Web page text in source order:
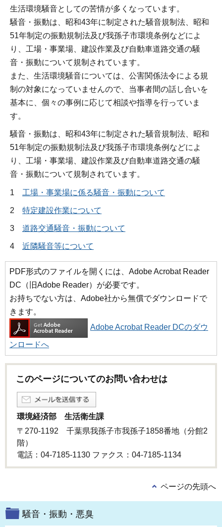
生活環境騒音としての苦情が多くなっています。
騒音・振動は、昭和43年に制定された騒音規制法、昭和
51年制定の振動規制法及び我孫子市環境条例などによ
り、工場・事業場、建設作業及び自動車道路交通の騒
音・振動について規制されています。
また、生活環境騒音については、公害関係法令による規
制の対象になっていませんので、当事者間の話し合いを
基本に、個々の事例に応じて相談や指導を行っていま
す。
騒音・振動は、昭和43年に制定された騒音規制法、昭和
51年制定の振動規制法及び我孫子市環境条例などによ
り、工場・事業場、建設作業及び自動車道路交通の騒
音・振動について規制されています。
1 工場・事業場に係る騒音・振動について
2 特定建設作業について
3 道路交通騒音・振動について
4 近隣騒音等について
PDF形式のファイルを開くには、Adobe Acrobat Reader
DC（旧Adobe Reader）が必要です。
お持ちでない方は、Adobe社から無償でダウンロードで
きます。
Adobe Acrobat Reader DCのダウ
ンロードへ
このページについてのお問い合わせは
環境経済部 生活衛生課
〒270-1192 千葉県我孫子市我孫子1858番地（分館2
階）
電話：04-7185-1130 ファクス：04-7185-1134
ページの先頭へ
騒音・振動・悪臭